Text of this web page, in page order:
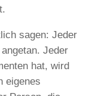
sagen: Jeder
Jeder
hat, wird
eigenes